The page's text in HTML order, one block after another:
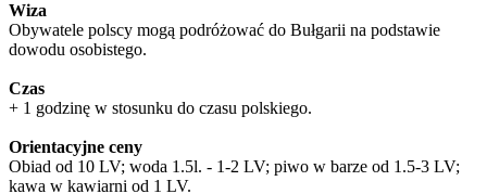
Wiza
Obywatele polscy mogą podróżować do Bułgarii na podstawie
dowodu osobistego.
Czas
+ 1 godzinę w stosunku do czasu polskiego.
Orientacyjne ceny
Obiad od 10 LV; woda 1.5l. - 1-2 LV; piwo w barze od 1.5-3 LV;
kawa w kawiarni od 1 LV.